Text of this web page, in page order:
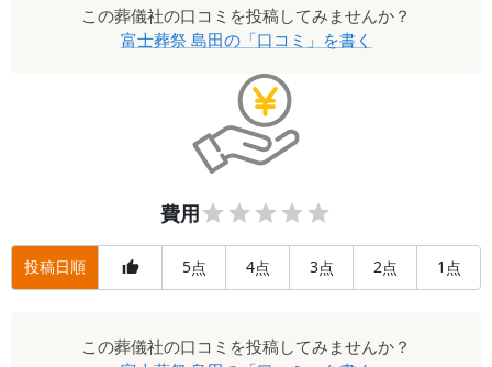
この葬儀社の口コミを投稿してみませんか？
富士葬祭 島田の「口コミ」を書く
費用
投稿日順 5点 4点 3点 2点 1 点
この葬儀社の口コミを投稿してみませんか？